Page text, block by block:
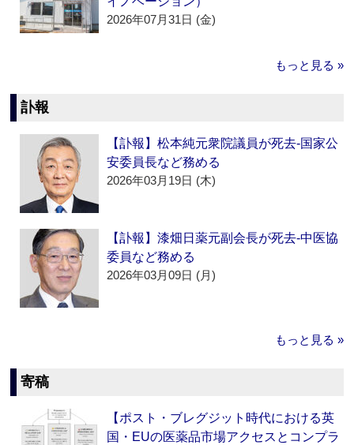
2026年07月31日 (金)
もっと見る »
訃報
【訃報】松本純元衆院議員が死去‐国家公
安委員長など務める
2026年03月19日 (木)
【訃報】漆畑日薬元副会長が死去‐中医協
委員など務める
2026年03月09日 (月)
もっと見る »
寄稿
【ポスト・ブレグジット時代における英
国・EUの医薬品市場アクセスとコンプラ